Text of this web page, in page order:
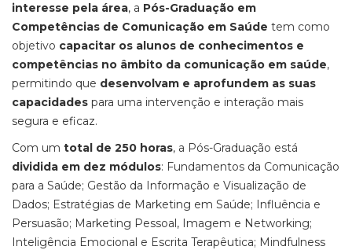
interesse pela área, a Pós-Graduação em
Competências de Comunicação em Saúde tem como
objetivo capacitar os alunos de conhecimentos e
competências no âmbito da comunicação em saúde,
permitindo que desenvolvam e aprofundem as suas
capacidades para uma intervenção e interação mais
segura e eficaz.
Com um total de 250 horas, a Pós-Graduação está
dividida em dez módulos: Fundamentos da Comunicação
para a Saúde; Gestão da Informação e Visualização de
Dados; Estratégias de Marketing em Saúde; Influência e
Persuasão; Marketing Pessoal, Imagem e Networking;
Inteligência Emocional e Escrita Terapêutica; Mindfulness